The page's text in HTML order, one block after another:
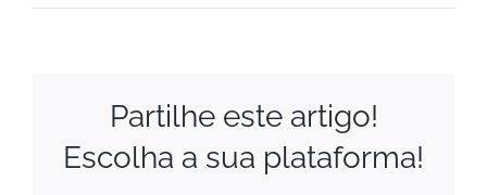
Partilhe este artigo!
Escolha a sua plataforma!